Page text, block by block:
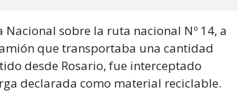
sobre la ruta nacional Nº 14, a
que transportaba una cantidad
desde Rosario, fue interceptado
declarada como material reciclable.